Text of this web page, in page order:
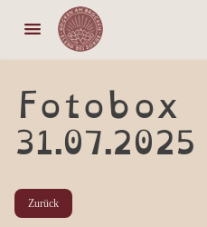
Fotobox
31.07.2025
Zurück